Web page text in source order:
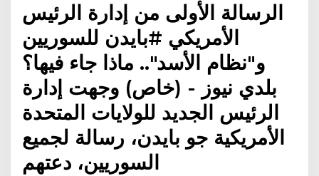
الرسالة الأولى من إدارة الرئيس
الأمريكي #بايدن للسوريين
و"نظام الأسد".. ماذا جاء فيها؟
بلدي نيوز - (خاص) وجهت إدارة
الرئيس الجديد للولايات المتحدة
الأمريكية جو بايدن، رسالة لجميع
السوريين، دعتهم